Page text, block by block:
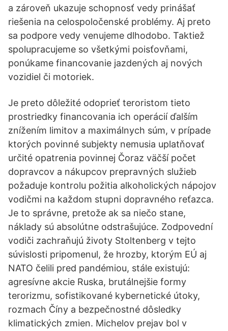
a zároveň ukazuje schopnosť vedy prinášať
riešenia na celospoločenské problémy. Aj preto
sa podpore vedy venujeme dlhodobo. Taktiež
spolupracujeme so všetkými poisťovňami,
ponúkame financovanie jazdených aj nových
vozidiel či motoriek.
Je preto dôležité odoprieť teroristom tieto
prostriedky financovania ich operácií ďalším
znížením limitov a maximálnych súm, v prípade
ktorých povinné subjekty nemusia uplatňovať
určité opatrenia povinnej Čoraz väčší počet
dopravcov a nákupcov prepravných služieb
požaduje kontrolu požitia alkoholických nápojov
vodičmi na každom stupni dopravného reťazca.
Je to správne, pretože ak sa niečo stane,
náklady sú absolútne odstrašujúce. Zodpovední
vodiči zachraňujú životy Stoltenberg v tejto
súvislosti pripomenul, že hrozby, ktorým EÚ aj
NATO čelili pred pandémiou, stále existujú:
agresívne akcie Ruska, brutálnejšie formy
terorizmu, sofistikované kybernetické útoky,
rozmach Číny a bezpečnostné dôsledky
klimatických zmien. Michelov prejav bol v